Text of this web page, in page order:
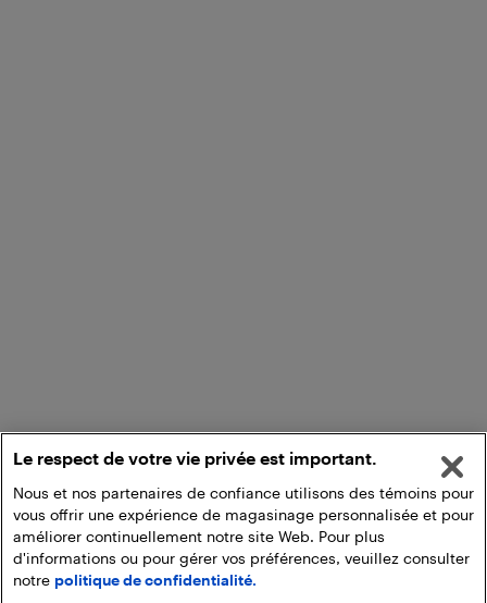
Commencez une activation
Le respect de votre vie privée est important.
Nous et nos partenaires de confiance utilisons des témoins pour
vous offrir une expérience de magasinage personnalisée et pour
améliorer continuellement notre site Web. Pour plus
d'informations ou pour gérer vos préférences, veuillez consulter
notre politique de confidentialité.